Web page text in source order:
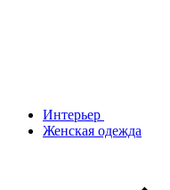
Интерьер
Женская одежда